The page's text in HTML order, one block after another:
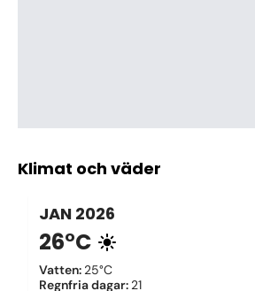
Klimat och väder
JAN 2026
26°C
Vatten: 25°C
Regnfria dagar: 21